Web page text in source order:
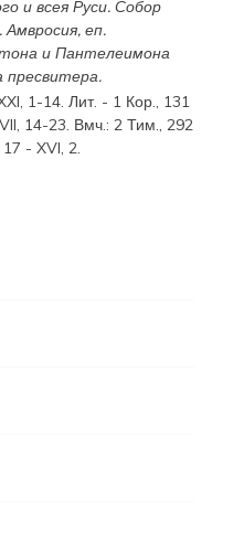
и всея Руси. Собор
Амвросия, еп.
и Пантелеимона
пресвитера.
1-14. Лит. - 1 Кор., 131
14-23. Вмч.: 2 Тим., 292
17 - XVI, 2.